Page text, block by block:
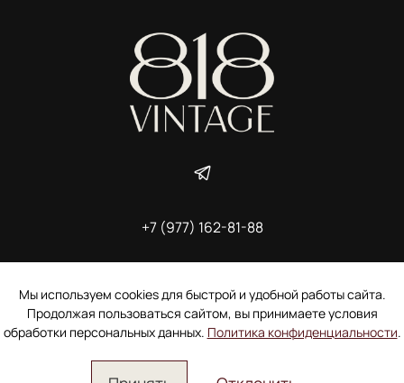
+7 (977) 162-81-88
Пользовательское соглашение
Электронное согласие покупателя на рассылку
Согласие на обработку персональных данных
Мы используем cookies для быстрой и удобной работы сайта.
Продолжая пользоваться сайтом, вы принимаете условия
обработки персональных данных. Политика конфиденциальности.